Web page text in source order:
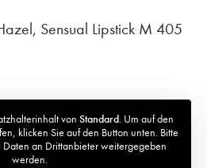
Sensual Lipstick M 405
von Standard. Um auf den
klicken Sie auf den Button unten. Bitte
Daten an Drittanbieter weitergegeben
werden.